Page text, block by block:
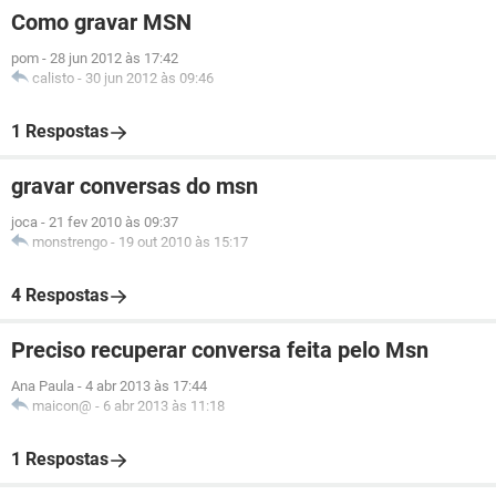
Como gravar MSN
pom - 28 jun 2012 às 17:42
calisto - 30 jun 2012 às 09:46
1 Respostas
gravar conversas do msn
joca - 21 fev 2010 às 09:37
monstrengo - 19 out 2010 às 15:17
4 Respostas
Preciso recuperar conversa feita pelo Msn
Ana Paula - 4 abr 2013 às 17:44
maicon@ - 6 abr 2013 às 11:18
1 Respostas